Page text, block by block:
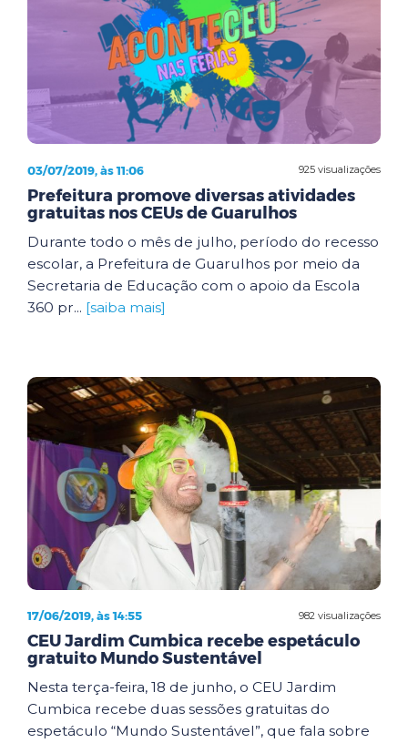
925 visualizações
03/07/2019, às 11:06
Prefeitura promove diversas atividades
gratuitas nos CEUs de Guarulhos
Durante todo o mês de julho, período do recesso
escolar, a Prefeitura de Guarulhos por meio da
Secretaria de Educação com o apoio da Escola
360 pr... [saiba mais]
982 visualizações
17/06/2019, às 14:55
CEU Jardim Cumbica recebe espetáculo
gratuito Mundo Sustentável
Nesta terça-feira, 18 de junho, o CEU Jardim
Cumbica recebe duas sessões gratuitas do
espetáculo “Mundo Sustentável”, que fala sobre